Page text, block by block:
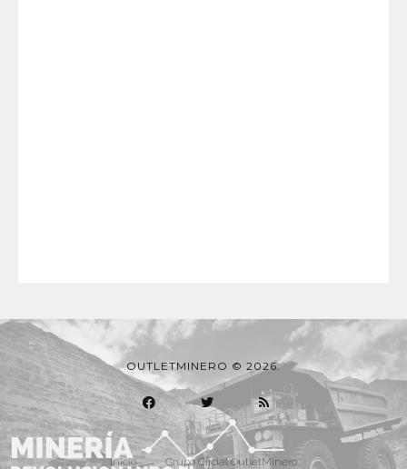
OUTLETMINERO © 2026.
Inicio Grupo Oficial OutletMinero